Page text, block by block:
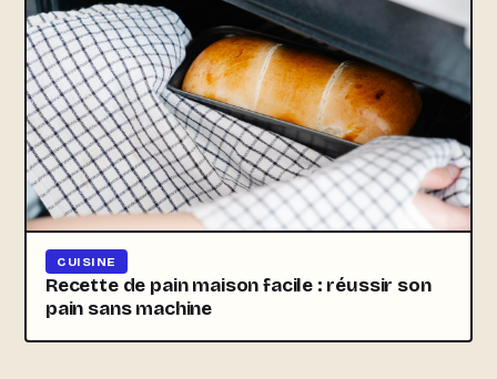
CUISINE
Recette de pain maison facile : réussir son
pain sans machine